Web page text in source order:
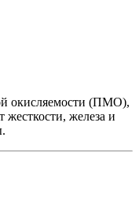
окисляемости (ПМО),
железа и